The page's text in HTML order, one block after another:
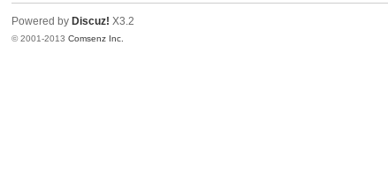
Powered by Discuz! X3.2
© 2001-2013Comsenz Inc.